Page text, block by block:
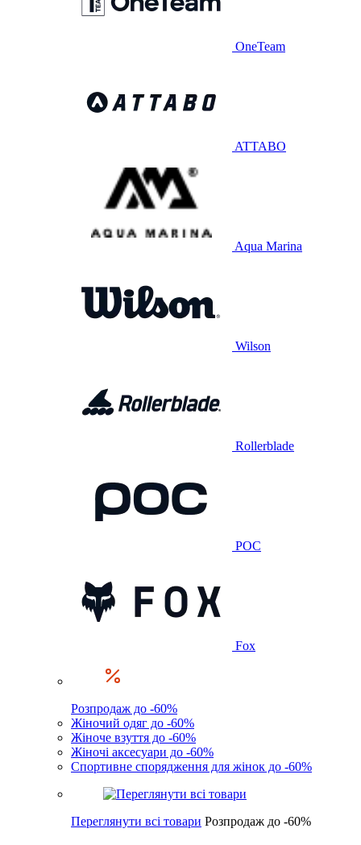
OneTeam
ATTABO
Aqua Marina
Wilson
Rollerblade
POC
Fox
Розпродаж до -60%
Жіночий одяг до -60%
Жіноче взуття до -60%
Жіночі аксесуари до -60%
Спортивне спорядження для жінок до -60%
Переглянути всі товари Розпродаж до -60%